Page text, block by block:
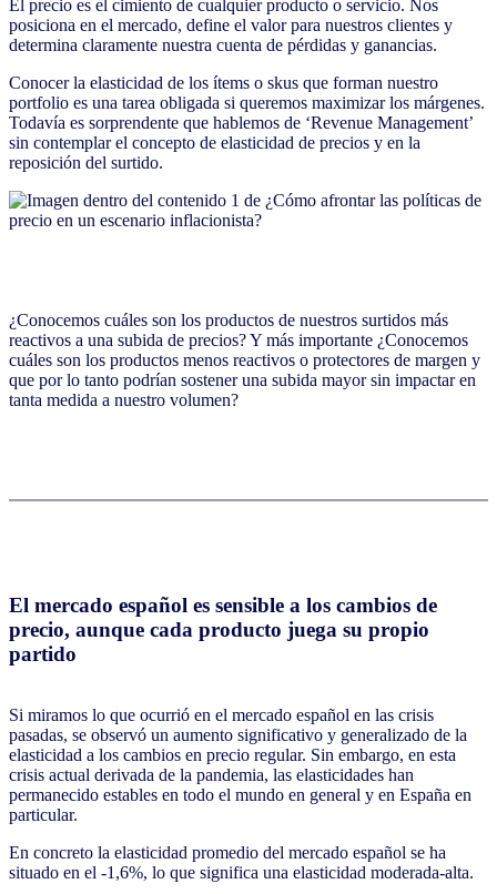
El precio es el cimiento de cualquier producto o servicio. Nos
posiciona en el mercado, define el valor para nuestros clientes y
determina claramente nuestra cuenta de pérdidas y ganancias.
Conocer la elasticidad de los ítems o skus que forman nuestro
portfolio es una tarea obligada si queremos maximizar los márgenes.
Todavía es sorprendente que hablemos de ‘Revenue Management’
sin contemplar el concepto de elasticidad de precios y en la
reposición del surtido.
¿Conocemos cuáles son los productos de nuestros surtidos más
reactivos a una subida de precios? Y más importante ¿Conocemos
cuáles son los productos menos reactivos o protectores de margen y
que por lo tanto podrían sostener una subida mayor sin impactar en
tanta medida a nuestro volumen?
El mercado español es sensible a los cambios de
precio, aunque cada producto juega su propio
partido
Si miramos lo que ocurrió en el mercado español en las crisis
pasadas, se observó un aumento significativo y generalizado de la
elasticidad a los cambios en precio regular. Sin embargo, en esta
crisis actual derivada de la pandemia, las elasticidades han
permanecido estables en todo el mundo en general y en España en
particular.
En concreto la elasticidad promedio del mercado español se ha
situado en el -1,6%, lo que significa una elasticidad moderada-alta.